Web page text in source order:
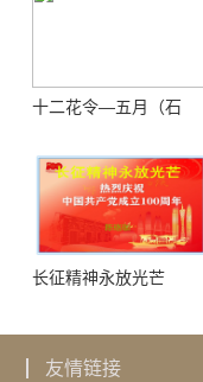
十二花令—五月（石
长征精神永放光芒
友情链接